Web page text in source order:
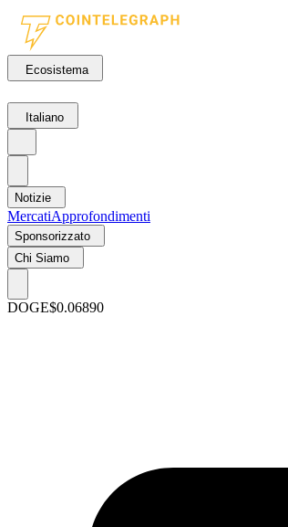
Ecosistema
Italiano
Notizie
MercatiApprofondimenti
Sponsorizzato
Chi Siamo
DOGE$0.06890